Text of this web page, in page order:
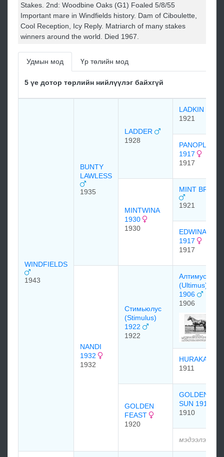
Stakes. 2nd: Woodbine Oaks (G1) Foaled 5/8/55
Important mare in Windfields history. Dam of Ciboulette,
Cool Reception, Icy Reply. Matriarch of many stakes
winners around the world. Died 1967.
Удмын мод Үр төлийн мод
5 үе дотор төрлийн нийлүүлэг байхгүй
WINDFIELDS
1943
BUNTY
LAWLESS
1935
LADDER
1928
LADKIN
1921
PANOPLY
1917
1917
MINTWINA
1930
1930
MINT BRIAR
1921
EDWINA
1917
1917
NANDI
1932
1932
Стимьюлус
(Stimulus)
1922
1922
Алтимус
(Ultimus)
1906
1906
HURAKAN
1911
GOLDEN
FEAST
1920
GOLDEN
SUN 1910
1910
мэдээлэлгүй